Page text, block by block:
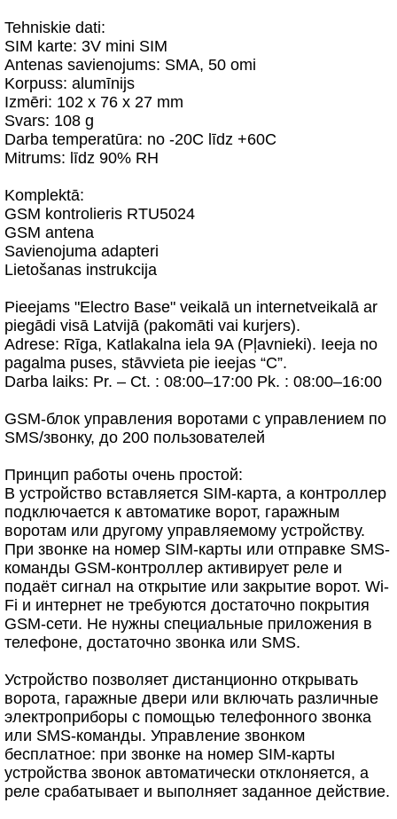
Tehniskie dati:
SIM karte: 3V mini SIM
Antenas savienojums: SMA, 50 omi
Korpuss: alumīnijs
Izmēri: 102 x 76 x 27 mm
Svars: 108 g
Darba temperatūra: no -20C līdz +60C
Mitrums: līdz 90% RH
Komplektā:
GSM kontrolieris RTU5024
GSM antena
Savienojuma adapteri
Lietošanas instrukcija
Pieejams "Electro Base" veikalā un internetveikalā ar
piegādi visā Latvijā (pakomāti vai kurjers).
Adrese: Rīga, Katlakalna iela 9A (Pļavnieki). Ieeja no
pagalma puses, stāvvieta pie ieejas “C”.
Darba laiks: Pr. – Ct. : 08:00–17:00 Pk. : 08:00–16:00
GSM-блок управления воротами с управлением по
SMS/звонку, до 200 пользователей
Принцип работы очень простой:
В устройство вставляется SIM-карта, а контроллер
подключается к автоматике ворот, гаражным
воротам или другому управляемому устройству.
При звонке на номер SIM-карты или отправке SMS-
команды GSM-контроллер активирует реле и
подаёт сигнал на открытие или закрытие ворот. Wi-
Fi и интернет не требуются достаточно покрытия
GSM-сети. Не нужны специальные приложения в
телефоне, достаточно звонка или SMS.
Устройство позволяет дистанционно открывать
ворота, гаражные двери или включать различные
электроприборы с помощью телефонного звонка
или SMS-команды. Управление звонком
бесплатное: при звонке на номер SIM-карты
устройства звонок автоматически отклоняется, а
реле срабатывает и выполняет заданное действие.